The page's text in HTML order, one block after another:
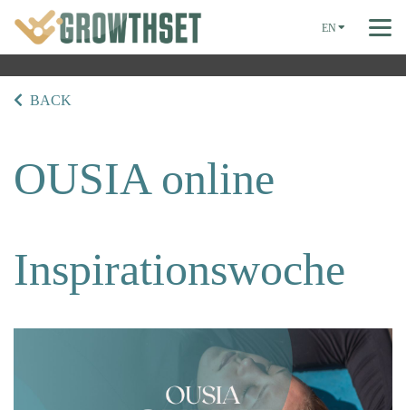
EN
BACK
OUSIA online
Inspirationswoche